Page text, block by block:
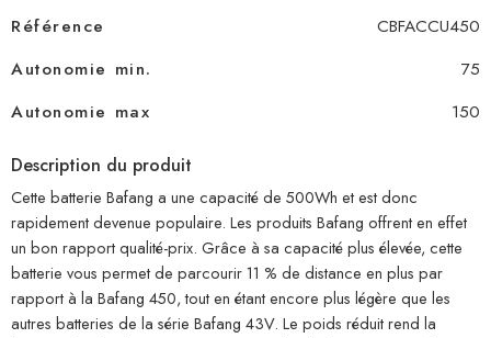
Référence
CBFACCU450
Autonomie min.
75
Autonomie max
150
Description du produit
Cette batterie Bafang a une capacité de 500Wh et est donc
rapidement devenue populaire. Les produits Bafang offrent en effet
un bon rapport qualité-prix. Grâce à sa capacité plus élevée, cette
batterie vous permet de parcourir 11 % de distance en plus par
rapport à la Bafang 450, tout en étant encore plus légère que les
autres batteries de la série Bafang 43V. Le poids réduit rend la